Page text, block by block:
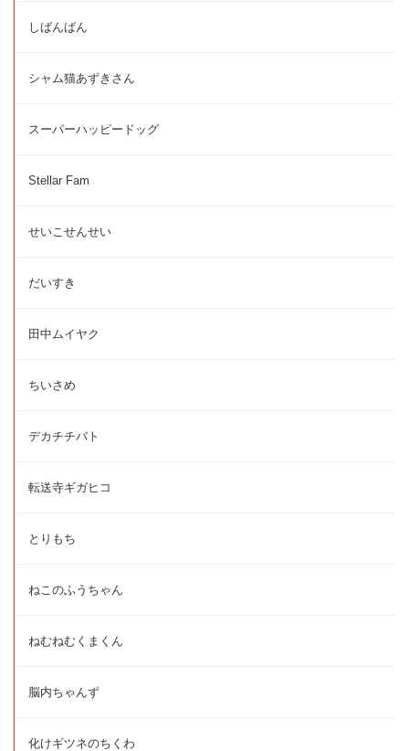
しばんばん
シャム猫あずきさん
スーパーハッピードッグ
Stellar Fam
せいこせんせい
だいすき
田中ムイヤク
ちいさめ
デカチチバト
転送寺ギガヒコ
とりもち
ねこのふうちゃん
ねむねむくまくん
脳内ちゃんず
化けギツネのちくわ